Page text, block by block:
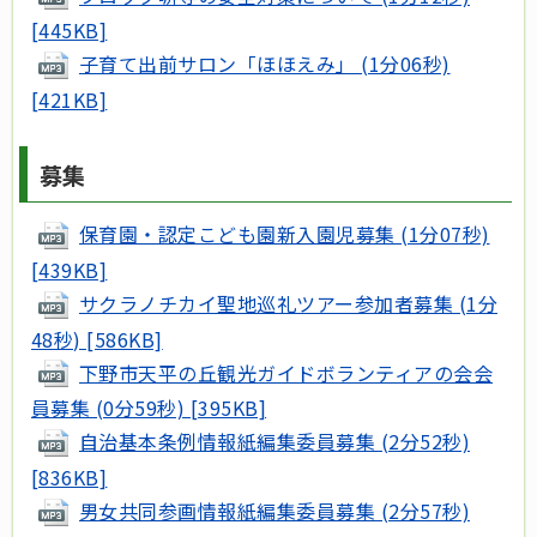
[445KB]
子育て出前サロン「ほほえみ」 (1分06秒)
[421KB]
募集
保育園・認定こども園新入園児募集 (1分07秒)
[439KB]
サクラノチカイ聖地巡礼ツアー参加者募集 (1分
48秒) [586KB]
下野市天平の丘観光ガイドボランティアの会会
員募集 (0分59秒) [395KB]
自治基本条例情報紙編集委員募集 (2分52秒)
[836KB]
男女共同参画情報紙編集委員募集 (2分57秒)